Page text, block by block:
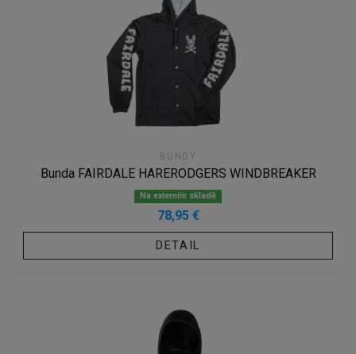
BUNDY
Bunda FAIRDALE HARERODGERS WINDBREAKER
Na externím skladě
78,95 €
DETAIL